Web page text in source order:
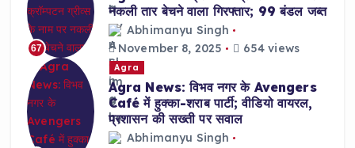
67
नकली तार बेचने वाला गिरफ्तार; 99 बंडल जब्त
Abhimanyu Singh
November 8, 2025
654 views
Agra
Agra News: विभव नगर के Avengers
Café में हुक्का-शराब पार्टी; वीडियो वायरल,
प्रशासन की सख्ती पर सवाल
Abhimanyu Singh